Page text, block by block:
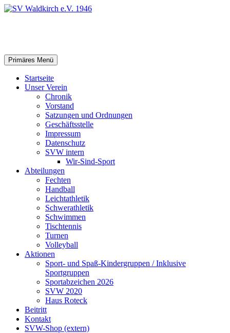
Zum
Suchen
Primäres Menü
Startseite
Unser Verein
Chronik
Vorstand
Satzungen und Ordnungen
Geschäftsstelle
Impressum
Datenschutz
SVW intern
Wir-Sind-Sport
Abteilungen
Fechten
Handball
Leichtathletik
Schwerathletik
Schwimmen
Tischtennis
Turnen
Volleyball
Aktionen
Sport- und Spaß-Kindergruppen / Inklusive
Sportgruppen
Sportabzeichen 2026
SVW 2020
Haus Roteck
Beitritt
Kontakt
SVW-Shop (extern)